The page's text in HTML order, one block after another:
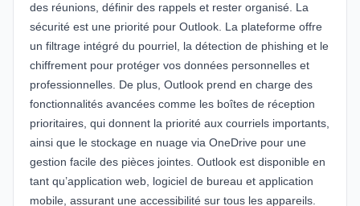
des réunions, définir des rappels et rester organisé. La
sécurité est une priorité pour Outlook. La plateforme offre
un filtrage intégré du pourriel, la détection de phishing et le
chiffrement pour protéger vos données personnelles et
professionnelles. De plus, Outlook prend en charge des
fonctionnalités avancées comme les boîtes de réception
prioritaires, qui donnent la priorité aux courriels importants,
ainsi que le stockage en nuage via OneDrive pour une
gestion facile des pièces jointes. Outlook est disponible en
tant qu’application web, logiciel de bureau et application
mobile, assurant une accessibilité sur tous les appareils.